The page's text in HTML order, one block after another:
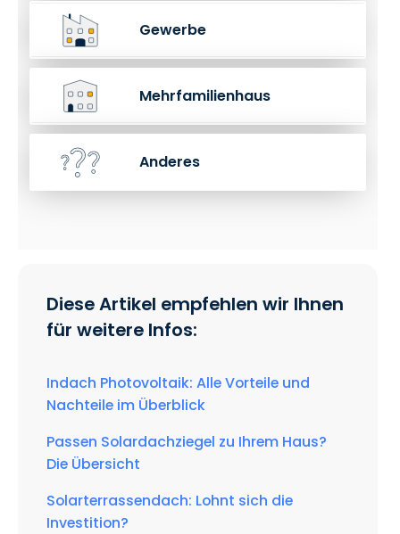
Gewerbe
Mehrfamilienhaus
Anderes
Diese Artikel empfehlen wir Ihnen
für weitere Infos:
Indach Photovoltaik: Alle Vorteile und
Nachteile im Überblick
Passen Solardachziegel zu Ihrem Haus?
Die Übersicht
Solarterrassendach: Lohnt sich die
Investition?